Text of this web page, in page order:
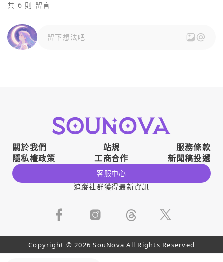
共 6 則 留言
留下想法吧
關於我們 站規
服務條款
隱私權政策
工商合作 新聞稿投遞
客服中心
追蹤社群獲得最新資訊
Copyright © 2026 SouNova All Rights Reserved